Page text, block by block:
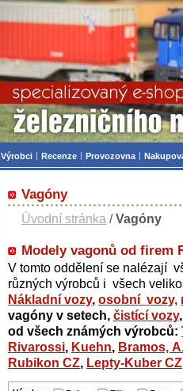
Vagóny
Úvodní stránka /Vagóny
Modely vagonů od firem
V tomto oddělení se nalézají
různých výrobců i všech
Nákladní vozy, osobní vozy,
vagóny v setech, čistící vozy
od všech známých výrobců:
Rivarossi, Kuehn, Bramos,
Rubikon CZ, Lepty-Kuber CZ
Železniční
Výrobci Recenze Provozovna